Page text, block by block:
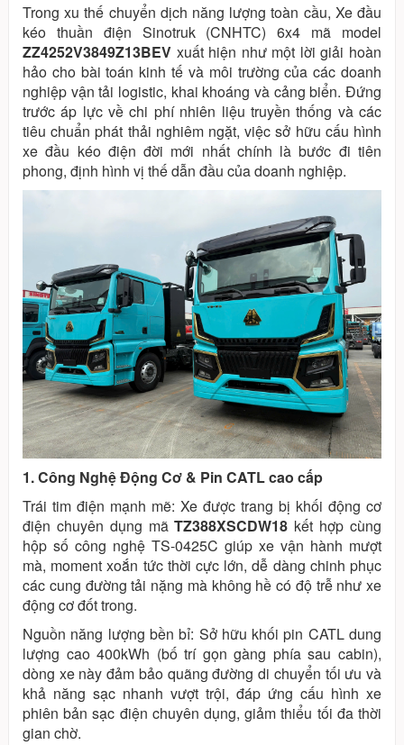
Trong xu thế chuyển dịch năng lượng toàn cầu, Xe đầu
kéo thuần điện Sinotruk (CNHTC) 6x4 mã model
ZZ4252V3849Z13BEV xuất hiện như một lời giải hoàn
hảo cho bài toán kinh tế và môi trường của các doanh
nghiệp vận tải logistic, khai khoáng và cảng biển. Đứng
trước áp lực về chi phí nhiên liệu truyền thống và các
tiêu chuẩn phát thải nghiêm ngặt, việc sở hữu cấu hình
xe đầu kéo điện đời mới nhất chính là bước đi tiên
phong, định hình vị thế dẫn đầu của doanh nghiệp.
1. Công Nghệ Động Cơ & Pin CATL cao cấp
Trái tim điện mạnh mẽ: Xe được trang bị khối động cơ
điện chuyên dụng mãTZ388XSCDW18 kết hợp cùng
hộp số công nghệ TS-0425C giúp xe vận hành mượt
mà, moment xoắn tức thời cực lớn, dễ dàng chinh phục
các cung đường tải nặng mà không hề có độ trễ như xe
động cơ đốt trong.
Nguồn năng lượng bền bỉ: Sở hữu khối pin CATL dung
lượng cao 400kWh (bố trí gọn gàng phía sau cabin),
dòng xe này đảm bảo quãng đường di chuyển tối ưu và
khả năng sạc nhanh vượt trội, đáp ứng cấu hình xe
phiên bản sạc điện chuyên dụng, giảm thiểu tối đa thời
gian chờ.